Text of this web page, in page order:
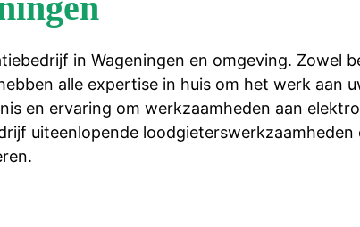
in Wageningen en omgeving.
alle expertise in huis om het werk aan
en ervaring om werkzaamheden aan
uiteenlopende